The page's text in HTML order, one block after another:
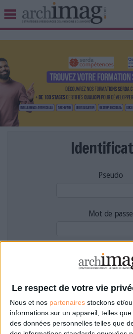
Le respect de votre vie
Nous et nos partenaires stockons et/
informations sur un appareil, telles
des données personnelles telles que
BIBLIOTHÈQUE ÉDITION
UNIVERS DATA
TRAVAIL COLLABORATIF
VIE NUMÉRIQUE
NUMÉRIQUE RESPONSABLE
LES LIVRES BLANCS
LES SUPPLÉMENTS
NOS OFFRES D'ABONNEMENTS
Pseudo
Mot de passe
Filtre anti-spam